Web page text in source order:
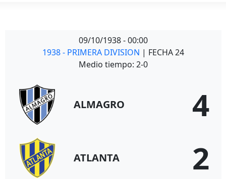
09/10/1938 - 00:00
1938 - PRIMERA DIVISION | FECHA 24
Medio tiempo: 2-0
ALMAGRO 4
ATLANTA 2